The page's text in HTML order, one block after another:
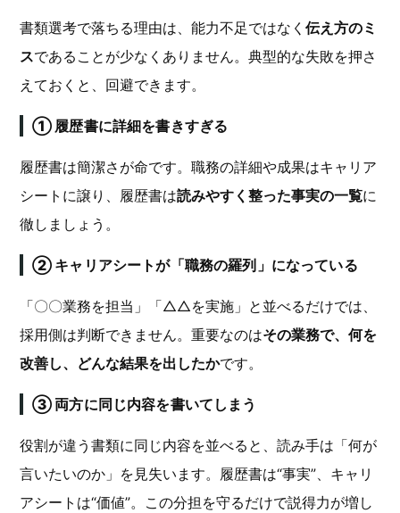
書類選考で落ちる理由は、能力不足ではなく 伝え方のミ
スであることが少なくありません。典型的な失敗を押さ
えておくと、回避できます。
① 履歴書に詳細を書きすぎる
履歴書は簡潔さが命です。職務の詳細や成果はキャリア
シートに譲り、履歴書は読みやすく整った事実の一覧に
徹しましょう。
② キャリアシートが「職務の羅列」になっている
「〇〇業務を担当」「△△を実施」と並べるだけでは、
採用側は判断できません。重要なのはその業務で、何を
改善し、どんな結果を出したかです。
③ 両方に同じ内容を書いてしまう
役割が違う書類に同じ内容を並べると、読み手は「何が
言いたいのか」を見失います。履歴書は“事実”、キャリ
アシートは“価値”。この分担を守るだけで説得力が増し